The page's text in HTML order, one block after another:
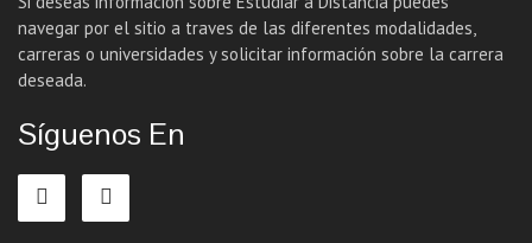
navegar por el sitio a traves de las diferentes modalidades,
carreras o universidades y solicitar información sobre la carrera
deseada.
Síguenos En